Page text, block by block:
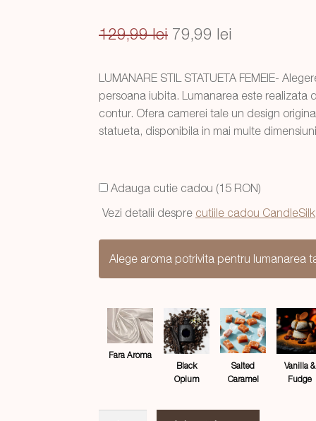
129,99lei Prețul
a
fost:
129,99 lei.
79,99 lei
este:
79,99 lei.
LUMANARE STIL STATUETA FEMEIE-
persoana iubita. Lumanarea este realizata
contur. Ofera camerei tale un design
statueta, disponibila in mai multe
Adauga cutie cadou (15 RON)
Vezi detalii despre cutiile cadou CandleSilk
Alege aroma potrivita pentru lumanarea
Fara Aroma
Black
Opium
Salted
Caramel
Vanilla &
Fudge